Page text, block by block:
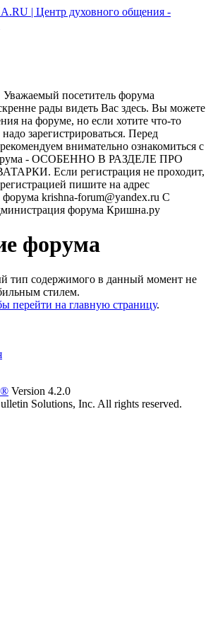
посетитель форума
рады видеть Вас здесь. Вы можете
на форуме, но если хотите что-то
зарегистрироваться. Перед
внимательно ознакомиться с
- ОСОБЕННО В РАЗДЕЛЕ ПРО
Если регистрация не проходит,
пишите на адрес
krishna-forum@yandex.ru С
форума Кришна.ру
форума
тип содержимого в данный момент не
стилем.
перейти на главную страницу.
Version 4.2.0
Solutions, Inc. All rights reserved.